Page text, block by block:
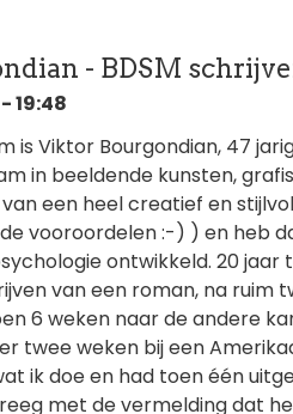
- BDSM
19:48
is Viktor Bourgondian, 47
in beeldende kunsten,
een heel creatief en
vooroordelen :-) ) en heb
ontwikkeld. 20
van een roman, na ruim
6 weken naar de andere
twee weken bij een
ik doe en had toen één
met de vermelding dat